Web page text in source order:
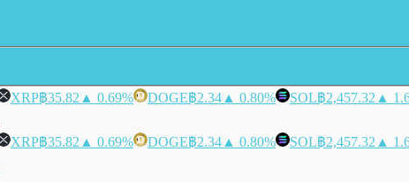
XRP฿35.82 ▲ 0.69% DOGE฿2.34 ▲ 0.80% SOL฿2,457.32 ▲
XRP฿35.82 ▲ 0.69% DOGE฿2.34 ▲ 0.80% SOL฿2,457.32 ▲